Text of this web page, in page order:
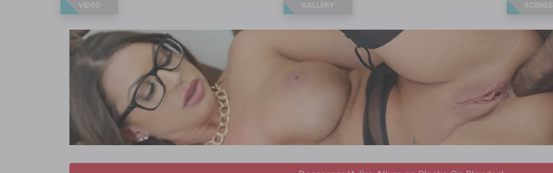
VIDEO GALLERY SCENES